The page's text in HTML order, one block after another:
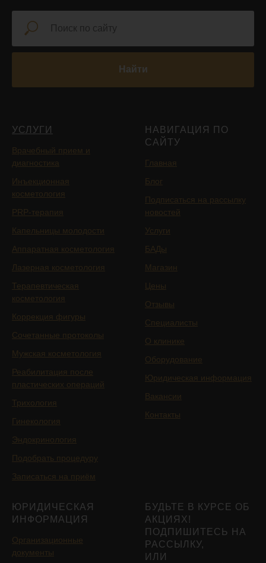
Найти
УСЛУГИ
Врачебный прием и
диагностика
Инъекционная
косметология
PRP-терапия
Капельницы молодости
Аппаратная косметология
Лазерная косметология
Терапевтическая
косметология
Коррекция фигуры
Сочетанные протоколы
Мужская косметология
Реабилитация после
пластических операций
Трихология
Гинекология
Эндокринология
Подобрать процедуру
Записаться на приём
НАВИГАЦИЯ ПО
САЙТУ
Главная
Блог
Подписаться на рассылку
новостей
Услуги
БАДы
Магазин
Цены
Отзывы
Специалисты
О клинике
Оборудование
Юридическая информация
Вакансии
Контакты
ЮРИДИЧЕСКАЯ
ИНФОРМАЦИЯ
Организационные
документы
БУДЬТЕ В КУРСЕ ОБ
АКЦИЯХ!
ПОДПИШИТЕСЬ НА
РАССЫЛКУ,
ИЛИ